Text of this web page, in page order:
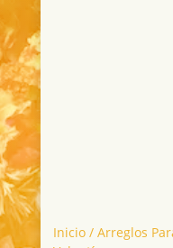
Inicio/ Arreglos